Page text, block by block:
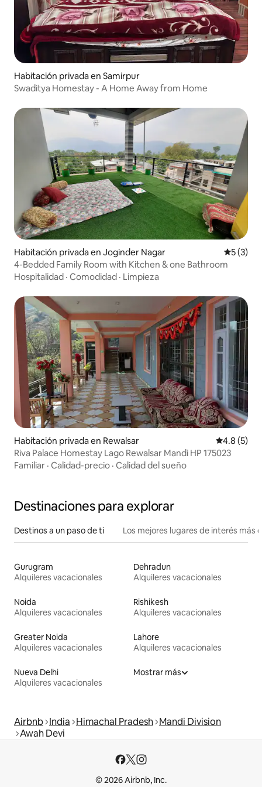
Habitación privada en Samirpur
Swaditya Homestay - A Home Away from Home
Habitación privada en Joginder Nagar
5 (3)
4-Bedded Family Room with Kitchen & one Bathroom
Hospitalidad · Comodidad · Limpieza
Habitación privada en Rewalsar
4.8 (5)
Riva Palace Homestay Lago Rewalsar Mandi HP 175023
Familiar · Calidad-precio · Calidad del sueño
Destinaciones para explorar
Destinos a un paso de ti Los mejores lugares de interés más
Gurugram
Alquileres vacacionales
Dehradun
Alquileres vacacionales
Noida
Alquileres vacacionales
Rishikesh
Alquileres vacacionales
Greater Noida
Alquileres vacacionales
Lahore
Alquileres vacacionales
Nueva Delhi
Alquileres vacacionales
Mostrar más
Airbnb India Himachal Pradesh Mandi Division
Awah Devi
© 2026 Airbnb, Inc.